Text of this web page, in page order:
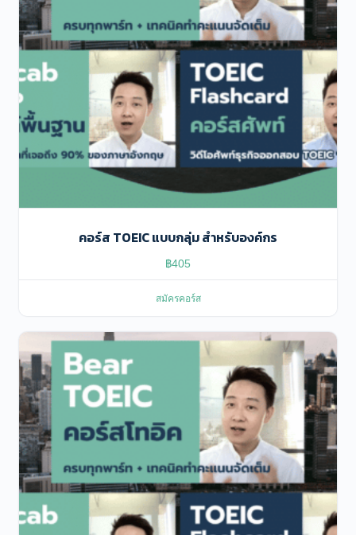
คอร์ส TOEIC แบบกลุ่ม สำหรับองค์กร
฿405
สมัครคอร์ส